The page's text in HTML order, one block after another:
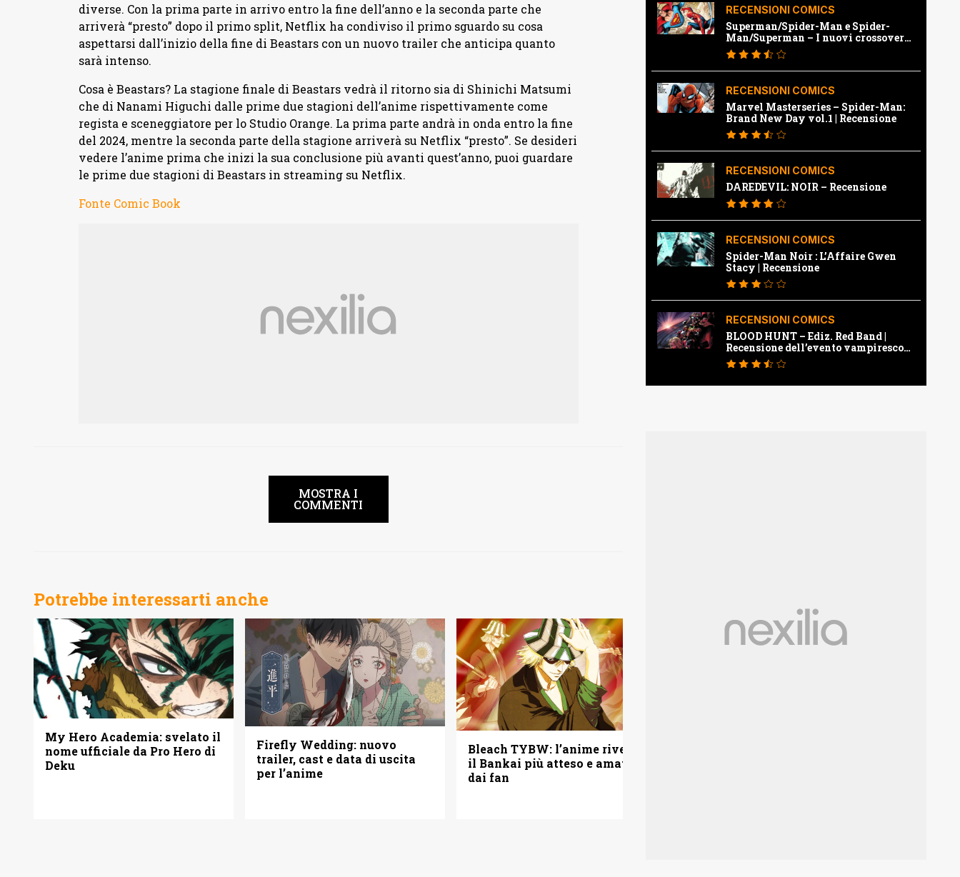
diverse. Con la prima parte in arrivo entro la fine dell’anno e la seconda parte che
arriverà “presto” dopo il primo split, Netflix ha condiviso il primo sguardo su cosa
aspettarsi dall’inizio della fine di Beastars con un nuovo trailer che anticipa quanto
sarà intenso.
Cosa è Beastars? La stagione finale di Beastars vedrà il ritorno sia di Shinichi Matsumi
che di Nanami Higuchi dalle prime due stagioni dell’anime rispettivamente come
regista e sceneggiatore per lo Studio Orange. La prima parte andrà in onda entro la fine
del 2024, mentre la seconda parte della stagione arriverà su Netflix “presto”. Se desideri
vedere l’anime prima che inizi la sua conclusione più avanti quest’anno, puoi guardare
le prime due stagioni di Beastars in streaming su Netflix.
Fonte Comic Book
MOSTRA I
COMMENTI
Potrebbe interessarti anche
My Hero Academia: svelato il
nome ufficiale da Pro Hero di
Deku
Firefly Wedding: nuovo
trailer, cast e data di uscita
per l’anime
Bleach TYBW: l’anime rivela
il Bankai più atteso e amato
dai fan
RECENSIONI COMICS
Superman/Spider-Man e Spider-
Man/Superman – I nuovi crossover
Marvel e Dc | Recensione
RECENSIONI COMICS
Marvel Masterseries – Spider-Man:
Brand New Day vol.1 | Recensione
RECENSIONI COMICS
DAREDEVIL: NOIR – Recensione
RECENSIONI COMICS
Spider-Man Noir : L’Affaire Gwen
Stacy | Recensione
RECENSIONI COMICS
BLOOD HUNT – Ediz. Red Band |
Recensione dell’evento vampiresco
della Marvel